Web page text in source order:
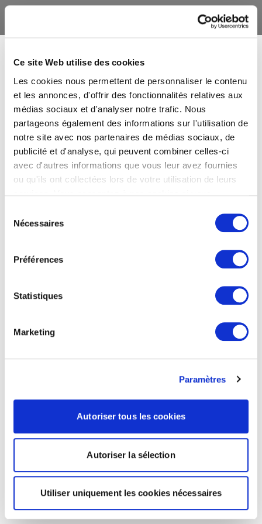
Ce site Web utilise des cookies
Les cookies nous permettent de personnaliser le contenu
et les annonces, d'offrir des fonctionnalités relatives aux
médias sociaux et d'analyser notre trafic. Nous
partageons également des informations sur l'utilisation de
notre site avec nos partenaires de médias sociaux, de
publicité et d'analyse, qui peuvent combiner celles-ci
avec d'autres informations que vous leur avez fournies
ou qu'ils ont collectées lors de votre utilisation de leurs
Nécessaires
Préférences
Statistiques
Marketing
Paramètres
Autoriser tous les cookies
Autoriser la sélection
Utiliser uniquement les cookies nécessaires